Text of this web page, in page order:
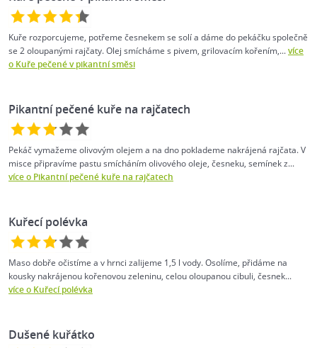
Kuře rozporcujeme, potřeme česnekem se solí a dáme do pekáčku společně
se 2 oloupanými rajčaty. Olej smícháme s pivem, grilovacím kořením,...více
o Kuře pečené v pikantní směsi
Pikantní pečené kuře na rajčatech
Pekáč vymažeme olivovým olejem a na dno poklademe nakrájená rajčata. V
misce připravíme pastu smícháním olivového oleje, česneku, semínek z...
více o Pikantní pečené kuře na rajčatech
Kuřecí polévka
Maso dobře očistíme a v hrnci zalijeme 1,5 l vody. Osolíme, přidáme na
kousky nakrájenou kořenovou zeleninu, celou oloupanou cibuli, česnek...
více o Kuřecí polévka
Dušené kuřátko